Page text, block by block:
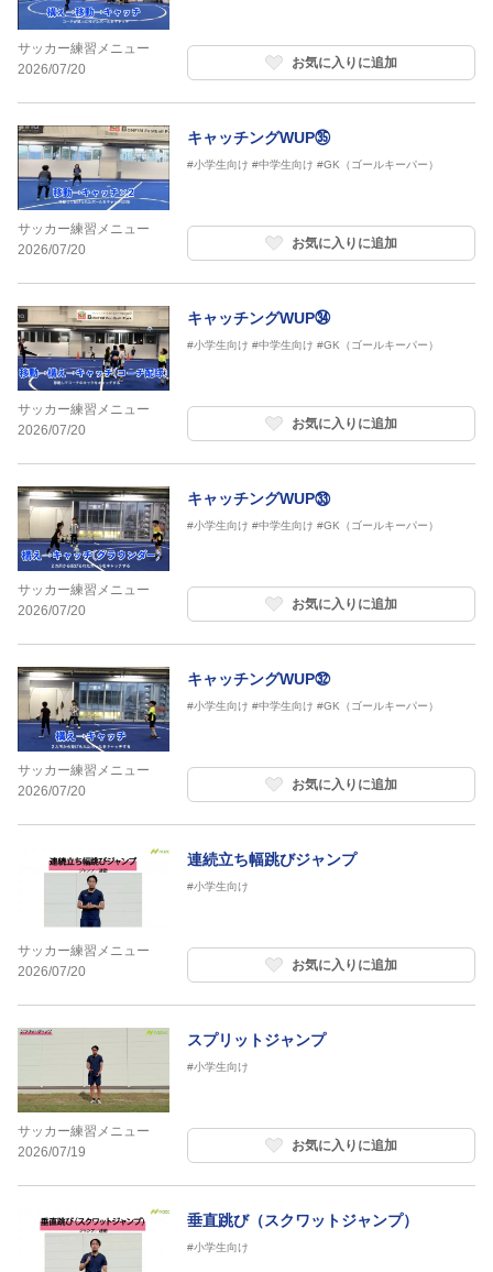
サッカー練習メニュー
2026/07/20
お気に入りに追加
サッカー練習メニュー
2026/07/20
キャッチングWUP㉟
#小学生向け #中学生向け #GK（ゴールキーパー）
お気に入りに追加
サッカー練習メニュー
2026/07/20
キャッチングWUP㉞
#小学生向け #中学生向け #GK（ゴールキーパー）
お気に入りに追加
サッカー練習メニュー
2026/07/20
キャッチングWUP㉝
#小学生向け #中学生向け #GK（ゴールキーパー）
お気に入りに追加
サッカー練習メニュー
2026/07/20
キャッチングWUP㉜
#小学生向け #中学生向け #GK（ゴールキーパー）
お気に入りに追加
サッカー練習メニュー
2026/07/20
連続立ち幅跳びジャンプ
#小学生向け
お気に入りに追加
サッカー練習メニュー
2026/07/19
スプリットジャンプ
#小学生向け
お気に入りに追加
垂直跳び（スクワットジャンプ）
#小学生向け